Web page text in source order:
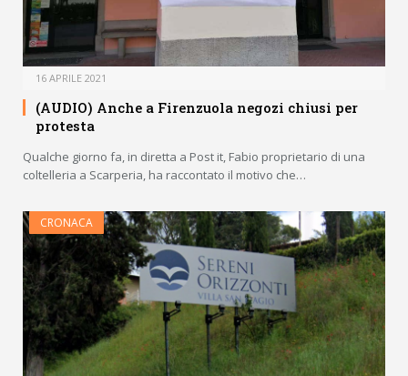
16 APRILE 2021
(AUDIO) Anche a Firenzuola negozi chiusi per
protesta
Qualche giorno fa, in diretta a Post it, Fabio proprietario di una
coltelleria a Scarperia, ha raccontato il motivo che…
CRONACA